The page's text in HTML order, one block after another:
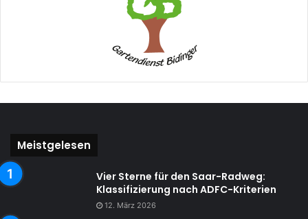
Meistgelesen
Vier Sterne für den Saar-Radweg:
Klassifizierung nach ADFC-Kriterien
12. März 2026